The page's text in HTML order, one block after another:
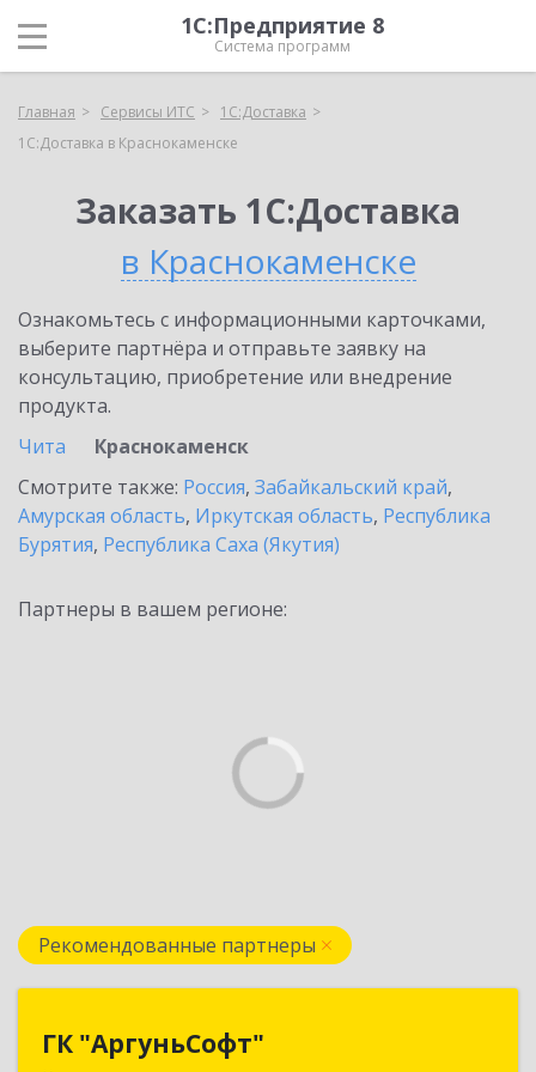
1С:Предприятие 8
Система программ
Главная Сервисы ИТС
1С:Доставка
1С:Доставка в Краснокаменске
Заказать 1С:Доставка
в Краснокаменске
Ознакомьтесь с информационными карточками,
выберите партнёра и отправьте заявку на
консультацию, приобретение или внедрение
продукта.
Чита
Краснокаменск
Смотрите также: Россия, Забайкальский край,
Амурская область, Иркутская область, Республика
Бурятия, Республика Саха (Якутия)
Партнеры в вашем регионе:
Рекомендованные партнеры
ГК "АргуньСофт"